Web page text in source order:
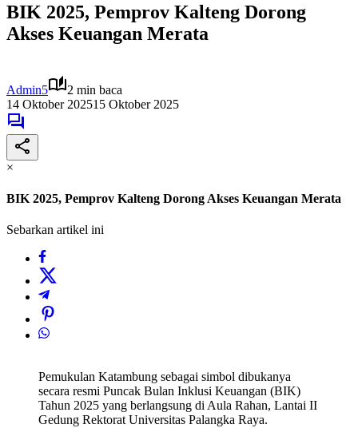
BIK 2025, Pemprov Kalteng Dorong
Akses Keuangan Merata
Admin5
2 min baca
14 Oktober 202515 Oktober 2025
×
BIK 2025, Pemprov Kalteng Dorong Akses Keuangan Merata
Sebarkan artikel ini
Pemukulan Katambung sebagai simbol dibukanya
secara resmi Puncak Bulan Inklusi Keuangan (BIK)
Tahun 2025 yang berlangsung di Aula Rahan, Lantai II
Gedung Rektorat Universitas Palangka Raya.